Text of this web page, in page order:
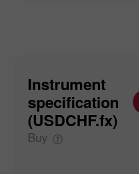
Instrument
specification
(USDCHF.fx)
Buy